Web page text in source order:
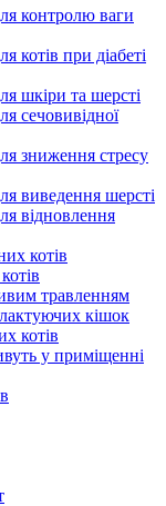
контролю ваги
котів при діабеті
шкіри та шерсті
сечовивідної
зниження стресу
виведення шерсті
відновлення
котів
травленням
кішок
котів
у приміщенні